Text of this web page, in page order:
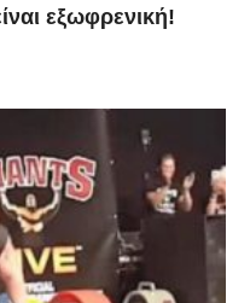
εξωφρενική!